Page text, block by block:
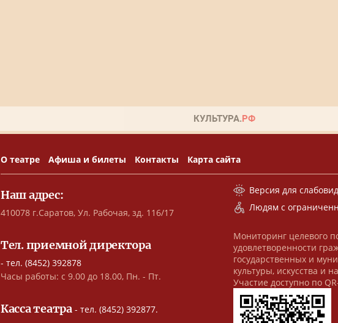
О театре Афиша и билеты Контакты Карта сайта
Наш адрес:
410078 г.Саратов, Ул. Рабочая, зд. 116/17
Тел. приемной директора
- тел. (8452) 392878
Часы работы: с 9.00 до 18.00, Пн. - Пт.
Касса театра- тел. (8452) 392877.
Версия для
Людям с
Мониторинг целевого
удовлетворенности
государственных и
культуры, искусства и
Участие доступно по